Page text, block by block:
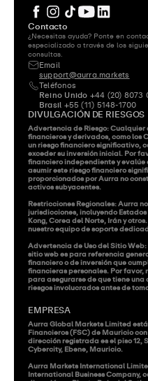
Contacto
¿Necesitas ayuda? Ponte en
especializado a través de los
consultas.
Email
support@aurra.markets
Teléfonos
Reino Unido +44 (20) 8073
Brasil +55 (11) 5148-1700
DIVULGACIÓN DE RIESGOS
Advertencia de Riesgo:
financieros y derivados, como los
un riesgo financiero significativo,
exceder su inversión inicial. Por
financiero independiente y
asumir este riesgo financiero
proporcionados por Aurra no
activos subyacentes.
Restricciones Regionales: Aurra
jurisdicciones, incluyendo
Kong, Corea del Norte, Irán y
nuestro equipo de soporte
Advertencia de Uso del Sitio
sitio web es para referencia
financiero o de inversión que
financieras personales. Por favor,
para asegurarse de que tiene una
riesgos involucrados antes de
EMPRESA
Aurra Global Markets Limited
Financieros (FSC) de Mauricio
dirección registrada es el piso 12,
Cybercity, Ebene, Mauricio.
Aurra Markets International
International Business Company,